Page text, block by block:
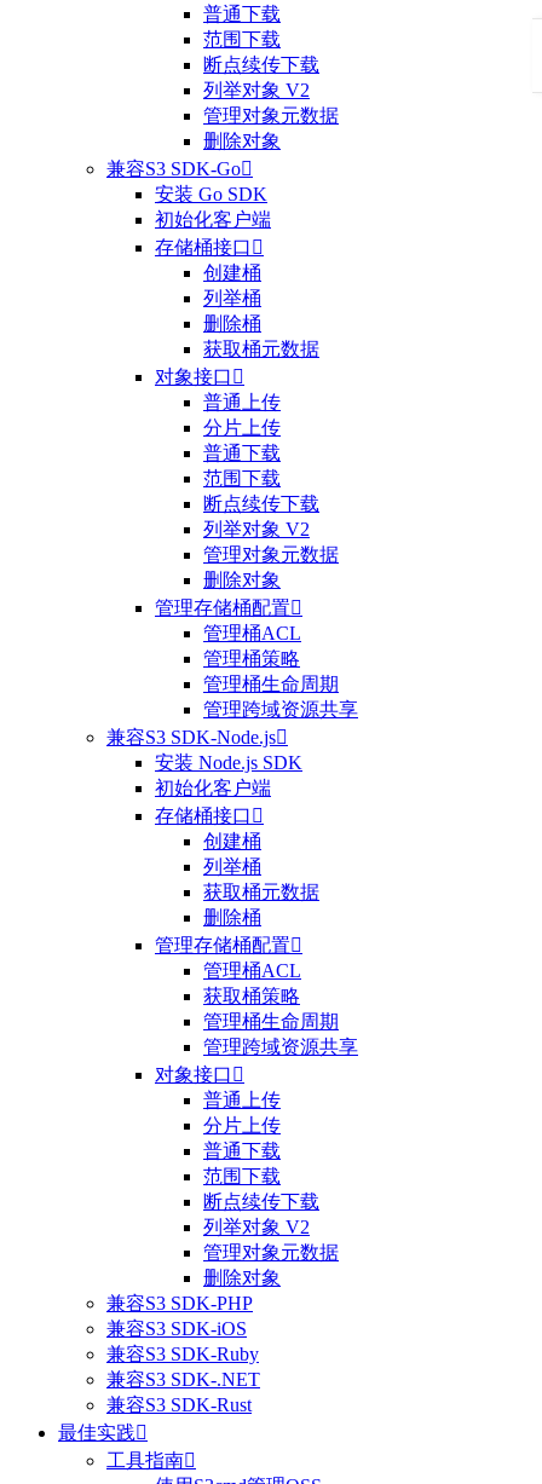
普通下载
范围下载
断点续传下载
列举对象 V2
管理对象元数据
删除对象
兼容S3 SDK-Go
安装 Go SDK
初始化客户端
存储桶接口 
创建桶
列举桶
删除桶
获取桶元数据
对象接口 
普通上传
分片上传
普通下载
范围下载
断点续传下载
列举对象 V2
管理对象元数据
删除对象
管理存储桶配置
管理桶ACL
管理桶策略
管理桶生命周期
管理跨域资源共享
兼容S3 SDK-Node.js
安装 Node.js SDK
初始化客户端
存储桶接口 
创建桶
列举桶
获取桶元数据
删除桶
管理存储桶配置
管理桶ACL
获取桶策略
管理桶生命周期
管理跨域资源共享
对象接口 
普通上传
分片上传
普通下载
范围下载
断点续传下载
列举对象 V2
管理对象元数据
删除对象
兼容S3 SDK-PHP
兼容S3 SDK-iOS
兼容S3 SDK-Ruby
兼容S3 SDK-.NET
兼容S3 SDK-Rust
最佳实践
工具指南
非常满意